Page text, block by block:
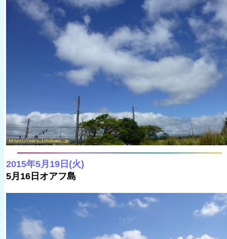
2015年5月19日(火)
5月16日オアフ島